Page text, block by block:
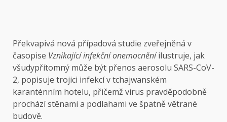
Překvapivá nová případová studie zveřejněná v
časopise Vznikající infekční onemocněníilustruje, jak
všudypřítomný může být přenos aerosolu SARS-CoV-
2, popisuje trojici infekcí v tchajwanském
karanténním hotelu, přičemž virus pravděpodobně
prochází stěnami a podlahami ve špatně větrané
budově.